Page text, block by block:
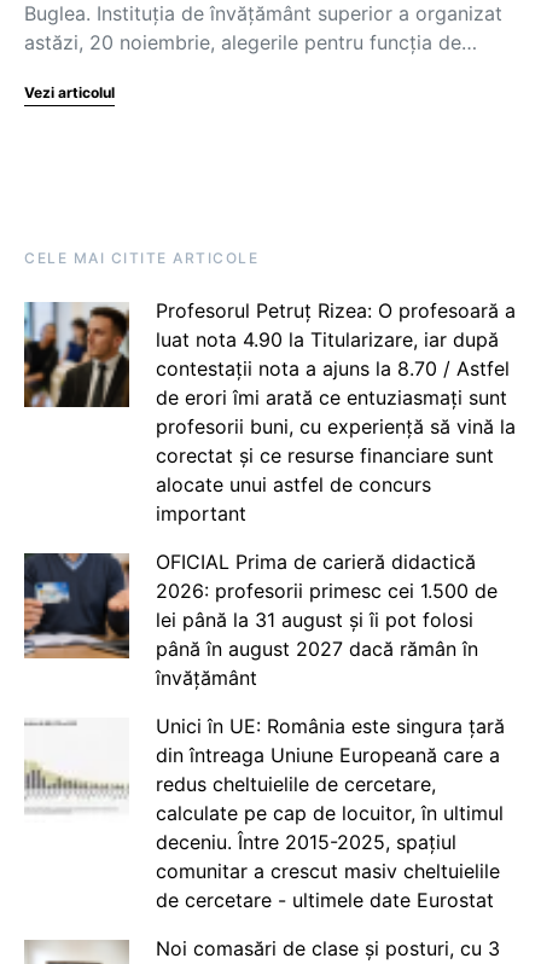
Buglea. Instituția de învățământ superior a organizat
astăzi, 20 noiembrie, alegerile pentru funcția de…
Vezi articolul
CELE MAI CITITE ARTICOLE
Profesorul Petruț Rizea: O profesoară a
luat nota 4.90 la Titularizare, iar după
contestații nota a ajuns la 8.70 / Astfel
de erori îmi arată ce entuziasmați sunt
profesorii buni, cu experiență să vină la
corectat și ce resurse financiare sunt
alocate unui astfel de concurs
important
OFICIAL Prima de carieră didactică
2026: profesorii primesc cei 1.500 de
lei până la 31 august și îi pot folosi
până în august 2027 dacă rămân în
învățământ
Unici în UE: România este singura țară
din întreaga Uniune Europeană care a
redus cheltuielile de cercetare,
calculate pe cap de locuitor, în ultimul
deceniu. Între 2015-2025, spațiul
comunitar a crescut masiv cheltuielile
de cercetare - ultimele date Eurostat
Noi comasări de clase și posturi, cu 3